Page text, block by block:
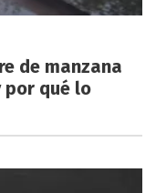
de manzana
por qué lo